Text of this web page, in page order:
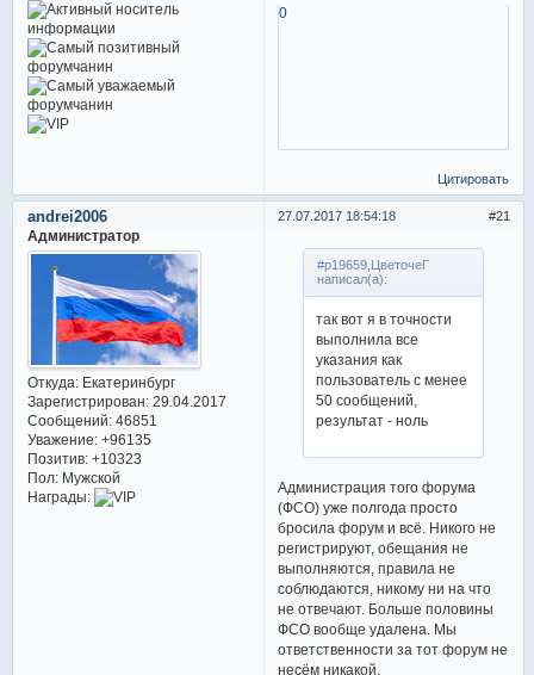
0
Цитировать
21
27.07.2017 18:54:18
andrei2006
Администратор
Откуда:Екатеринбург
Зарегистрирован: 29.04.2017
Сообщений:46851
Уважение: +96135
Позитив: +10323
Пол:Мужской
Награды:
#p19659,ЦветочеГ
написал(а):
так вот я в точности
выполнила все
указания как
пользователь с менее
50 сообщений,
результат - ноль
Администрация того форума
(ФСО) уже полгода просто
бросила форум и всё. Никого не
регистрируют, обещания не
выполняются, правила не
соблюдаются, никому ни на что
не отвечают. Больше половины
ФСО вообще удалена. Мы
ответственности за тот форум не
несём никакой.